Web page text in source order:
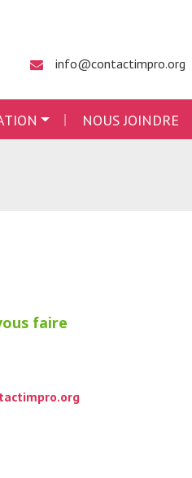
info@contactimpro.org
NOUS JOINDRE
faire